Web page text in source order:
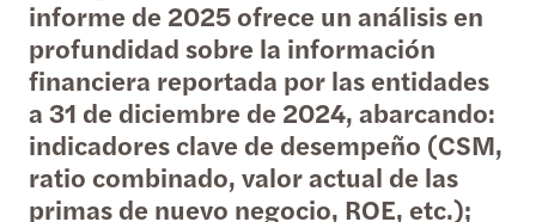
informe de 2025 ofrece un análisis en
profundidad sobre la información
financiera reportada por las entidades
a 31 de diciembre de 2024, abarcando:
indicadores clave de desempeño (CSM,
ratio combinado, valor actual de las
primas de nuevo negocio, ROE, etc.);